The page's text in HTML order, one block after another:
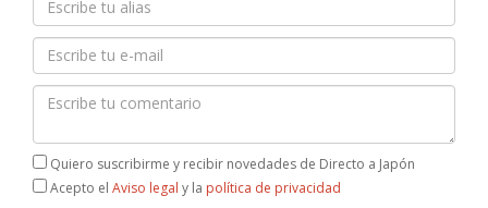
Quiero suscribirme y recibir novedades de Directo a Japón
Acepto el Aviso legal y la política de privacidad